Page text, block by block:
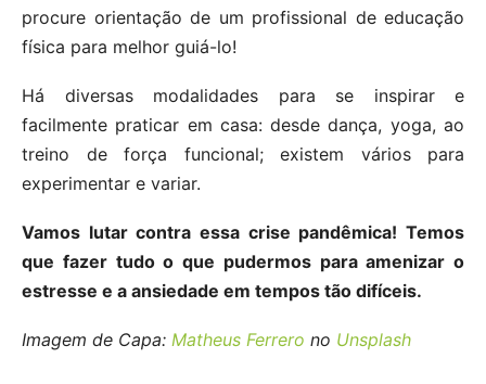
procure orientação de um profissional de educação
física para melhor guiá-lo!
Há diversas modalidades para se inspirar e
facilmente praticar em casa: desde dança, yoga, ao
treino de força funcional; existem vários para
experimentar e variar.
Vamos lutar contra essa crise pandêmica! Temos
que fazer tudo o que pudermos para amenizar o
estresse e a ansiedade em tempos tão difíceis.
Imagem de Capa: Matheus Ferrero no Unsplash